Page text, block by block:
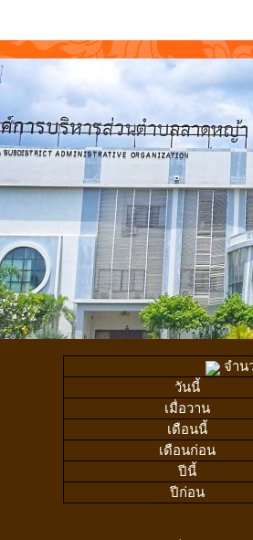
จำน
วันนี้
เมื่อวาน
เดือนนี้
เดือนก่อน
ปีนี้
ปีก่อน